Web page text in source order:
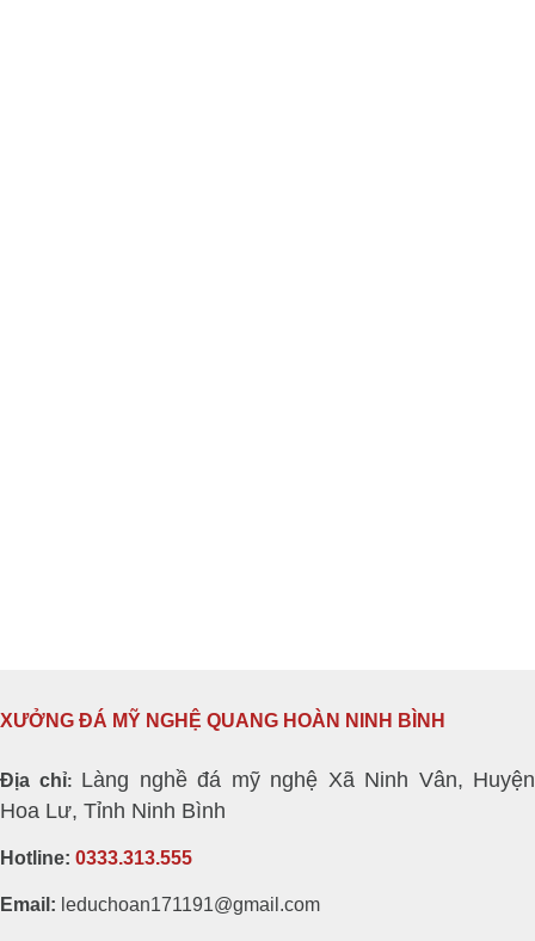
XƯỞNG ĐÁ MỸ NGHỆ QUANG HOÀN NINH BÌNH
Địa chỉ: Làng nghề đá mỹ nghệ Xã Ninh Vân, Huyện
Hoa Lư, Tỉnh Ninh Bình
Hotline: 0333.313.555
Email: leduchoan171191@gmail.com